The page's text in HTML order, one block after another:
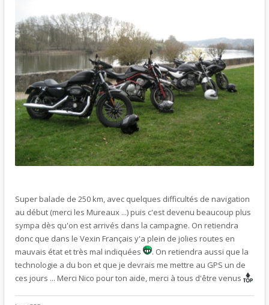
Super balade de 250 km, avec quelques difficultés de navigation
au début (merci les Mureaux ...) puis c'est devenu beaucoup plus
sympa dès qu'on est arrivés dans la campagne. On retiendra
donc que dans le Vexin Français y'a plein de jolies routes en
mauvais état et très mal indiquées
. On retiendra aussi que la
technologie a du bon et que je devrais me mettre au GPS un de
ces jours ... Merci Nico pour ton aide, merci à tous d'être venus